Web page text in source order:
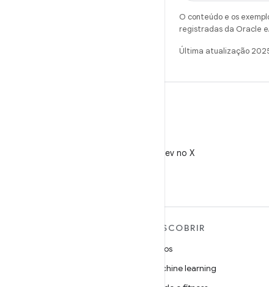
O conteúdo e os
registradas da Oracle
Última atualização
Siga @AndroidDev no X
DESCOBRIR
Jogos
Machine learning